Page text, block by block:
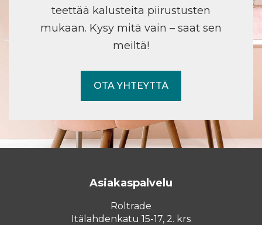
teettää kalusteita piirustusten
mukaan. Kysy mitä vain – saat sen
meiltä!
OTA YHTEYTTÄ
Asiakaspalvelu
Roltrade
Itälahdenkatu 15-17, 2. krs